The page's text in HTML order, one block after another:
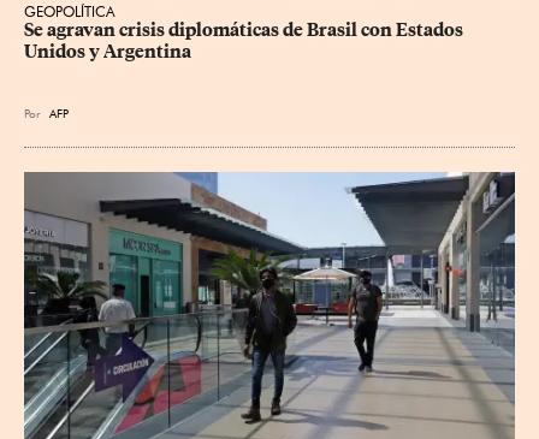
GEOPOLÍTICA
Se agravan crisis diplomáticas de Brasil con Estados
Unidos y Argentina
Por AFP